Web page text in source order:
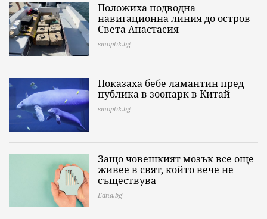
Положиха подводна
навигационна линия до остров
Света Анастасия
sinoptik.bg
Показаха бебе ламантин пред
публика в зоопарк в Китай
sinoptik.bg
Защо човешкият мозък все още
живее в свят, който вече не
съществува
Edna.bg